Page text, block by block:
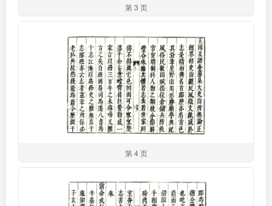
第 3 页
第 4 页